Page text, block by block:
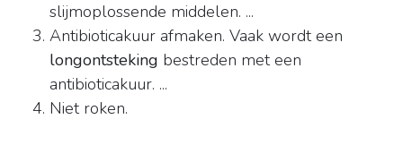
slijmoplossende middelen. ...
Antibioticakuur afmaken. Vaak wordt een
longontsteking bestreden met een
antibioticakuur. ...
Niet roken.